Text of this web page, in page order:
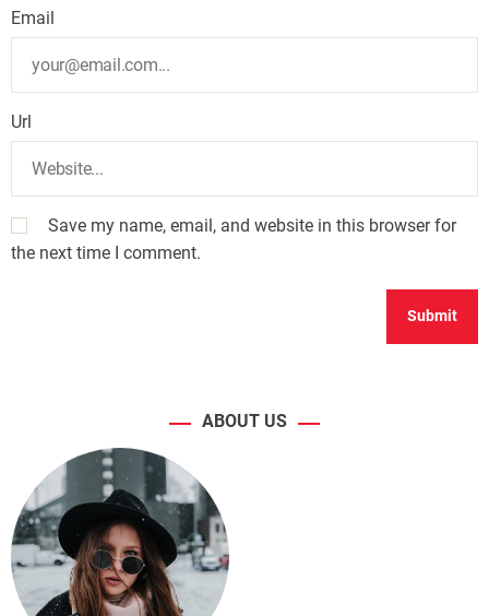
Email
Url
Save my name, email, and website in this browser for
the next time I comment.
ABOUT US